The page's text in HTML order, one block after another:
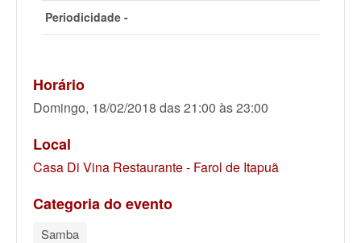
Periodicidade -
Horário
Domingo, 18/02/2018 das 21:00 às 23:00
Local
Casa Di Vina Restaurante - Farol de Itapuã
Categoria do evento
Samba